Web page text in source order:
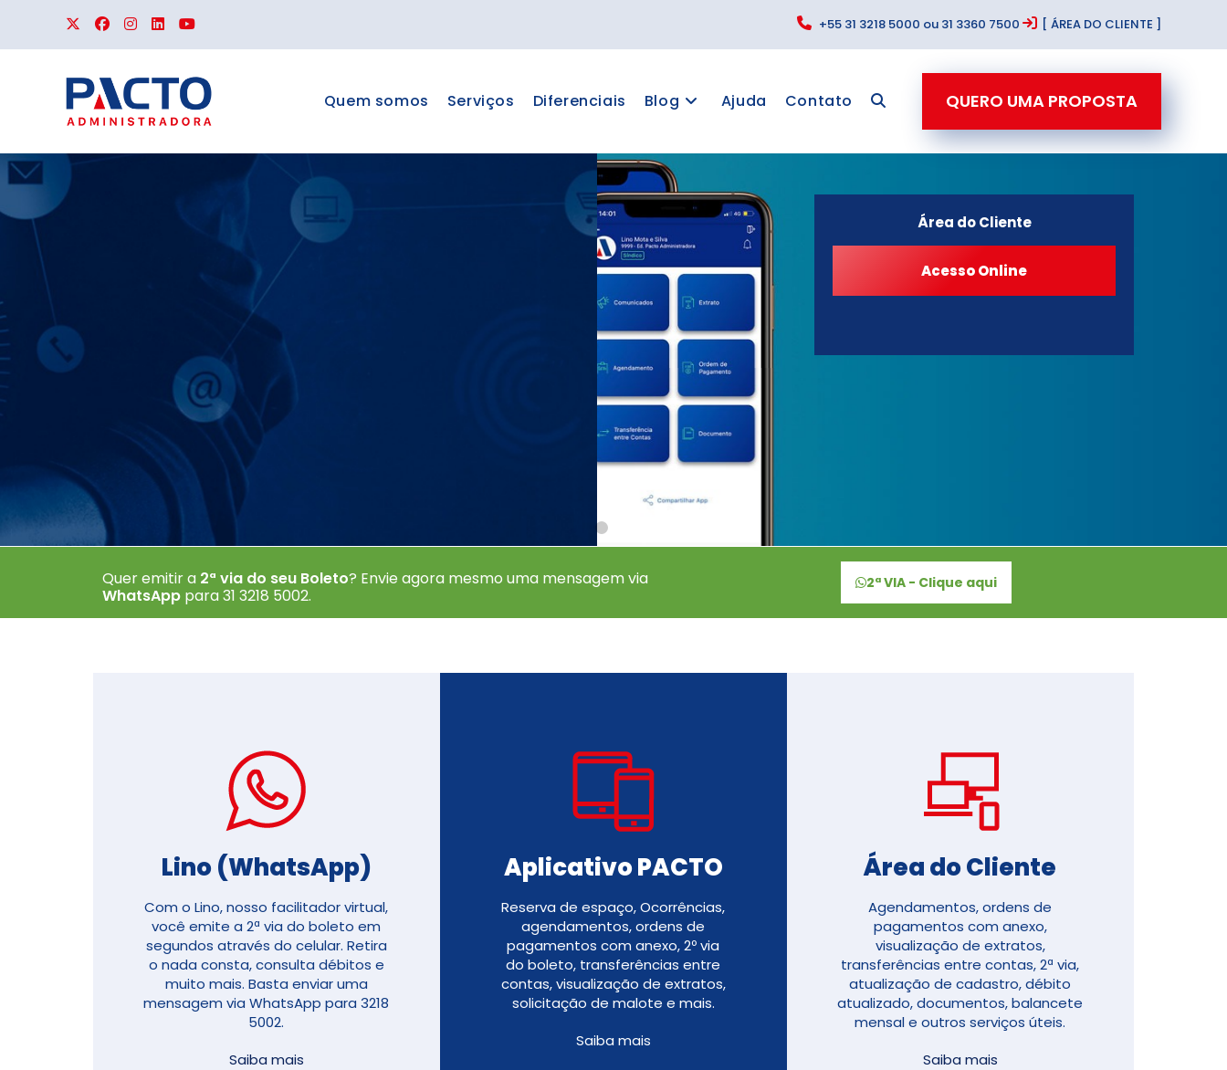
+55 31 3218 5000 ou 31 3360 7500 [ ÁREA DO CLIENTE ]
QUERO UMA PROPOSTA
Quem somos Serviços Diferenciais Blog Ajuda Contato
APLICATIVO PACTO
Documentos e muito mais no novo aplicativo
Área do Cliente
Quer emitir a 2ª via do seu Boleto? Envie agora mesmo uma mensagem via
WhatsApp para 31 3218 5002.
2ª VIA - Clique aqui
Lino (WhatsApp)
Com o Lino, nosso facilitador virtual,
você emite a 2ª via do boleto em
segundos através do celular. Retira
o nada consta, consulta débitos e
muito mais. Basta enviar uma
mensagem via WhatsApp para 3218
5002.
Saiba mais
Aplicativo PACTO
Reserva de espaço, Ocorrências,
agendamentos, ordens de
pagamentos com anexo, 2º via
do boleto, transferências entre
contas, visualização de extratos,
solicitação de malote e mais.
Saiba mais
Área do Cliente
Agendamentos, ordens de
pagamentos com anexo,
visualização de extratos,
transferências entre contas, 2ª via,
atualização de cadastro, débito
atualizado, documentos, balancete
mensal e outros serviços úteis.
Saiba mais